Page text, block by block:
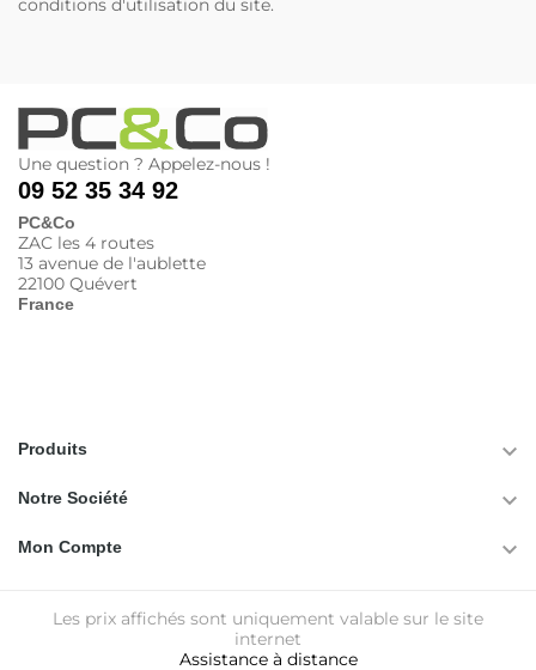
conditions d'utilisation du site.
Une question ? Appelez-nous !
09 52 35 34 92
PC&Co
ZAC les 4 routes
13 avenue de l'aublette
22100 Quévert
France
Produits 
Notre Société 
Mon Compte 
Les prix affichés sont uniquement valable sur le site
internet
Assistance à distance